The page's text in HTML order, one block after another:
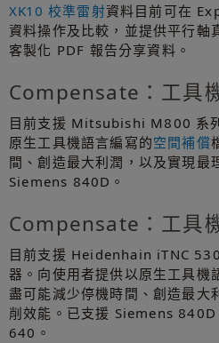
XK10 校準雷射資料目前可在
資料操作及比較，並提供平行軸
客製化 PDF 報告分享資料。
Compensate：工具
目前支援 Mitsubishi M800 系
原生工具機語言編寫的空間補償
間、創造最大利潤，以及實現最
Siemens 840D。
Compensate：工具
目前支援 Heidenhain iTNC
器。向使用者提供以原生工具機
盡可能減少停機時間、創造最大
削效能。已支援 Siemens
640。